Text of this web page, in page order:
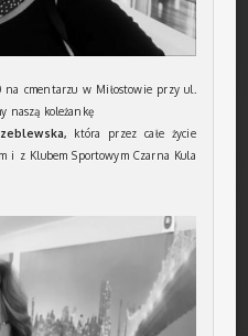
na cmentarzu w Miłostowie przy ul.
naszą koleżankę
która przez całe życie
i z Klubem Sportowym Czarna Kula